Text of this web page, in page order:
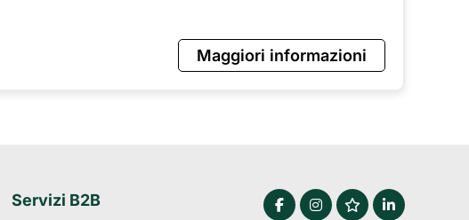
Maggiori informazioni
Servizi B2B